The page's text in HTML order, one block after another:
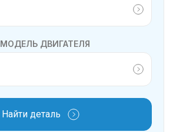
МОДЕЛЬ ДВИГАТЕЛЯ
Найти деталь